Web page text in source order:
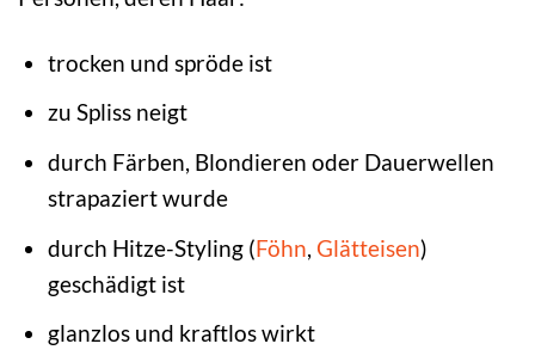
trocken und spröde ist
zu Spliss neigt
durch Färben, Blondieren oder Dauerwellen
strapaziert wurde
durch Hitze-Styling (Föhn Glätteisen)
geschädigt ist
glanzlos und kraftlos wirkt